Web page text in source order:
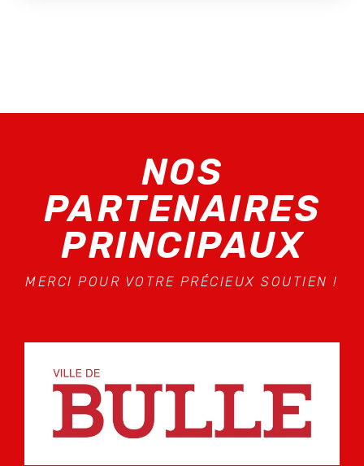
NOS
PARTENAIRES
PRINCIPAUX
MERCI POUR VOTRE PRÉCIEUX SOUTIEN !